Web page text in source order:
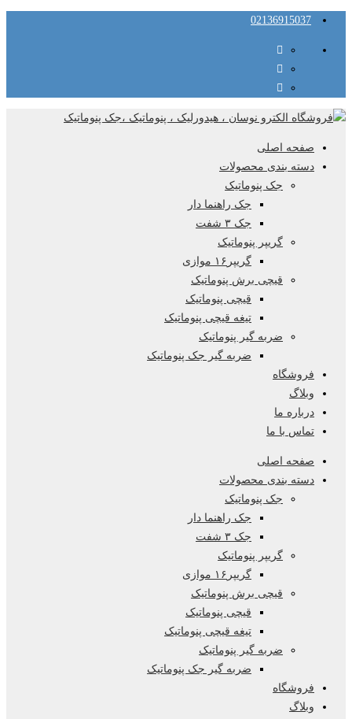
02136915037
صفحه اصلی
دسته بندی محصولات
جک پنوماتیک
جک راهنما دار
جک ۳ شفت
گریپر پنوماتیک
گریپر۱۶ موازی
قیچی برش پنوماتیک
قیچی پنوماتیک
تیغه قیچی پنوماتیک
ضربه گیر پنوماتیک
ضربه گیر جک پنوماتیک
فروشگاه
وبلاگ
درباره ما
تماس با ما
صفحه اصلی
دسته بندی محصولات
جک پنوماتیک
جک راهنما دار
جک ۳ شفت
گریپر پنوماتیک
گریپر۱۶ موازی
قیچی برش پنوماتیک
قیچی پنوماتیک
تیغه قیچی پنوماتیک
ضربه گیر پنوماتیک
ضربه گیر جک پنوماتیک
فروشگاه
وبلاگ